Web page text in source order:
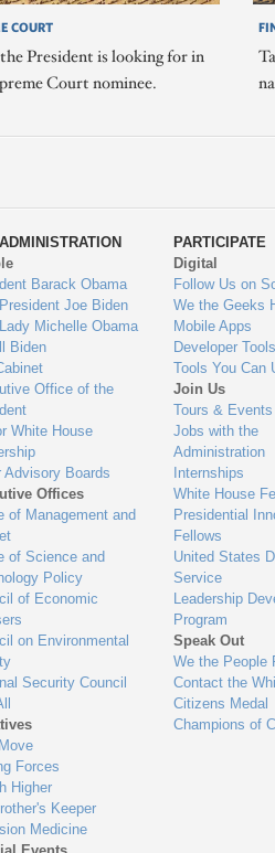
COURT
President is looking for in
Court nominee.
Barack Obama
Joe Biden
Michelle Obama
Biden
Office of the
White House
Advisory Boards
Offices
of Management and
of Science and
Policy
of Economic
on Environmental
Security Council
Forces
Higher
Keeper
Medicine
PARTICIPATE
Digital
Follow Us on
We the Geeks
Mobile Apps
Developer Tools
Tools You Can
Join Us
Tours & Events
Jobs with the
Administration
Internships
White House
Presidential
Fellows
United States
Service
Leadership
Program
Speak Out
We the People
Contact the
Citizens Medal
Champions of